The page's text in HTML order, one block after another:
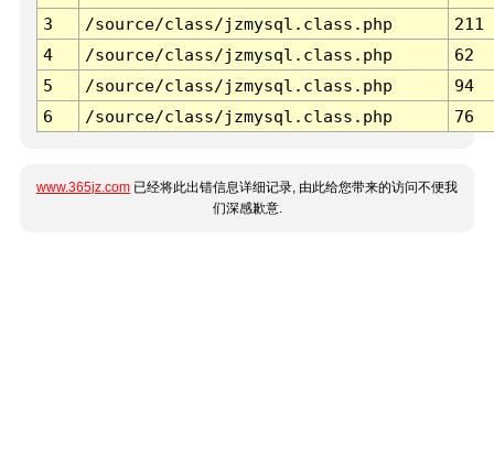
3 /source/class/jzmysql.class.php
211
4
/source/class/jzmysql.class.php
62
5
/source/class/jzmysql.class.php
94
6
/source/class/jzmysql.class.php 76
www.365jz.com 已经将此出错信息详细记录, 由此给您带来的访问不便我
们深感歉意.